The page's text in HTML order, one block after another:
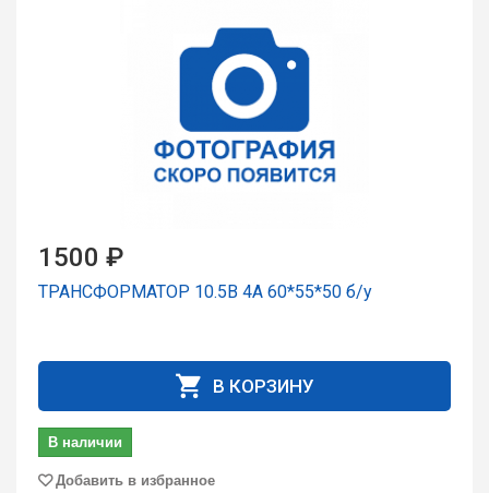
1500 ₽
ТРАНСФОРМАТОР 10.5В 4А 60*55*50 б/у
В КОРЗИНУ
В наличии
Добавить в избранное